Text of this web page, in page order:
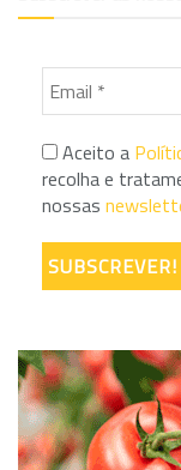
Aceito a
recolha e
nossas